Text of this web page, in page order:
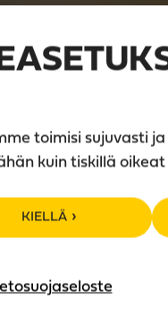
toimisi sujuvasti
kuin tiskillä
KIELLÄ